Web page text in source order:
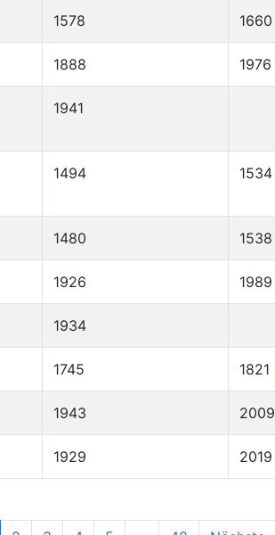
1578 1660
1888 1976
1941
1494 1534
1480 1538
1926 1989
1934
1745 1821
1943 2009
1929 2019